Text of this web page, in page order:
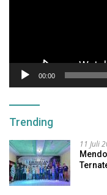
00:00
Trending
11 Juli